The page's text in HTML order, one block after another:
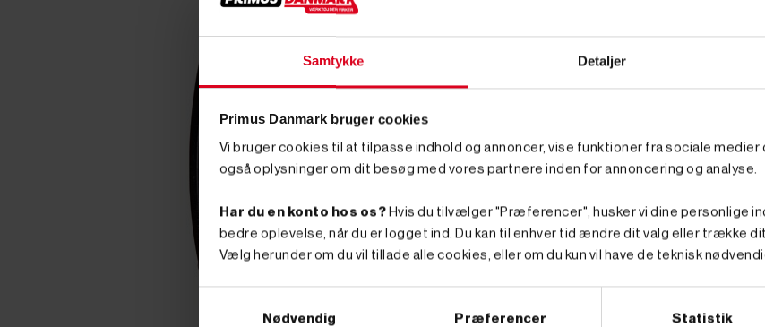
Samtykke Detaljer
Primus Danmark bruger cookies
Vi bruger cookies til at tilpasse indhold og annoncer, vise funktioner fra sociale medier
også oplysninger om dit besøg med vores partnere inden for annoncering og analyse.
Har du en konto hos os? Hvis du tilvælger "Præferencer", husker vi dine personlige
bedre oplevelse, når du er logget ind. Du kan til enhver tid ændre dit valg eller trække
Vælg herunder om du vil tillade alle cookies, eller om du kun vil have de teknisk
Nødvendig Præferencer Statistik